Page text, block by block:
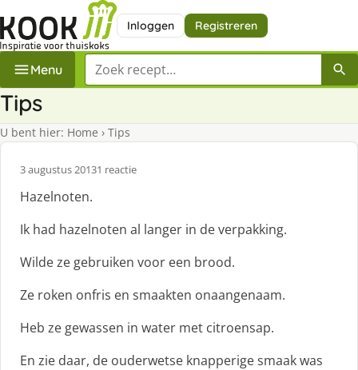
Inloggen Registreren
Menu Zoek een recept
Tips
U bent hier: Home › Tips
3 augustus 20131 reactie
Hazelnoten.
Ik had hazelnoten al langer in de verpakking.
Wilde ze gebruiken voor een brood.
Ze roken onfris en smaakten onaangenaam.
Heb ze gewassen in water met citroensap.
En zie daar, de ouderwetse knapperige smaak was